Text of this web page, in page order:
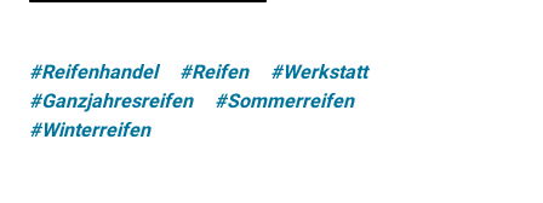
#Reifenhandel #Reifen
#Werkstatt
#Ganzjahresreifen
#Sommerreifen
#Winterreifen